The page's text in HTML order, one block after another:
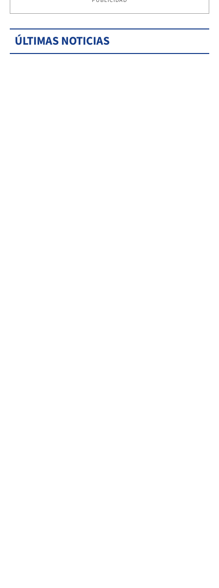
ÚLTIMAS NOTICIAS